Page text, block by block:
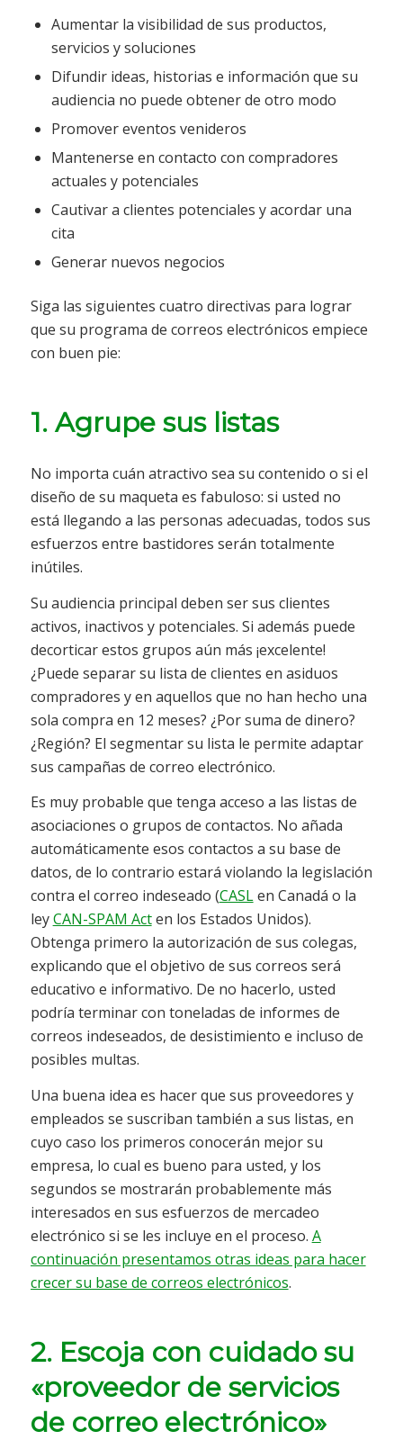
Aumentar la visibilidad de sus productos,
servicios y soluciones
Difundir ideas, historias e información que su
audiencia no puede obtener de otro modo
Promover eventos venideros
Mantenerse en contacto con compradores
actuales y potenciales
Cautivar a clientes potenciales y acordar una
cita
Generar nuevos negocios
Siga las siguientes cuatro directivas para lograr
que su programa de correos electrónicos empiece
con buen pie:
1. Agrupe sus listas
No importa cuán atractivo sea su contenido o si el
diseño de su maqueta es fabuloso: si usted no
está llegando a las personas adecuadas, todos sus
esfuerzos entre bastidores serán totalmente
inútiles.
Su audiencia principal deben ser sus clientes
activos, inactivos y potenciales. Si además puede
decorticar estos grupos aún más ¡excelente!
¿Puede separar su lista de clientes en asiduos
compradores y en aquellos que no han hecho una
sola compra en 12 meses? ¿Por suma de dinero?
¿Región? El segmentar su lista le permite adaptar
sus campañas de correo electrónico.
Es muy probable que tenga acceso a las listas de
asociaciones o grupos de contactos. No añada
automáticamente esos contactos a su base de
datos, de lo contrario estará violando la legislación
contra el correo indeseado (CASLen Canadá o la
leyCAN-SPAM Acten los Estados Unidos).
Obtenga primero la autorización de sus colegas,
explicando que el objetivo de sus correos será
educativo e informativo. De no hacerlo, usted
podría terminar con toneladas de informes de
correos indeseados, de desistimiento e incluso de
posibles multas.
Una buena idea es hacer que sus proveedores y
empleados se suscriban también a sus listas, en
cuyo caso los primeros conocerán mejor su
empresa, lo cual es bueno para usted, y los
segundos se mostrarán probablemente más
interesados en sus esfuerzos de mercadeo
electrónico si se les incluye en el proceso. A
continuación presentamos otras ideas para hacer
crecer su base de correos electrónicos.
2. Escoja con cuidado su
«proveedor de servicios
de correo electrónico»